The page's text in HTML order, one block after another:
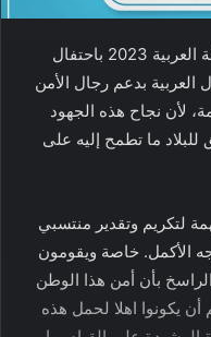
تحتفل الدول العربية بفعالية يوم الشرطة العربية 2023 باحتفال
العربية بدعم رجال الأمن
لأن نجاح هذه الجهود
ما تطمح إليه على
لتكريم وتقدير منتسبي
الأكمل. خاصة ويقومون
الراسخ بأن أمن هذا الوطن
أن يكونوا اهلا لحمل هذه